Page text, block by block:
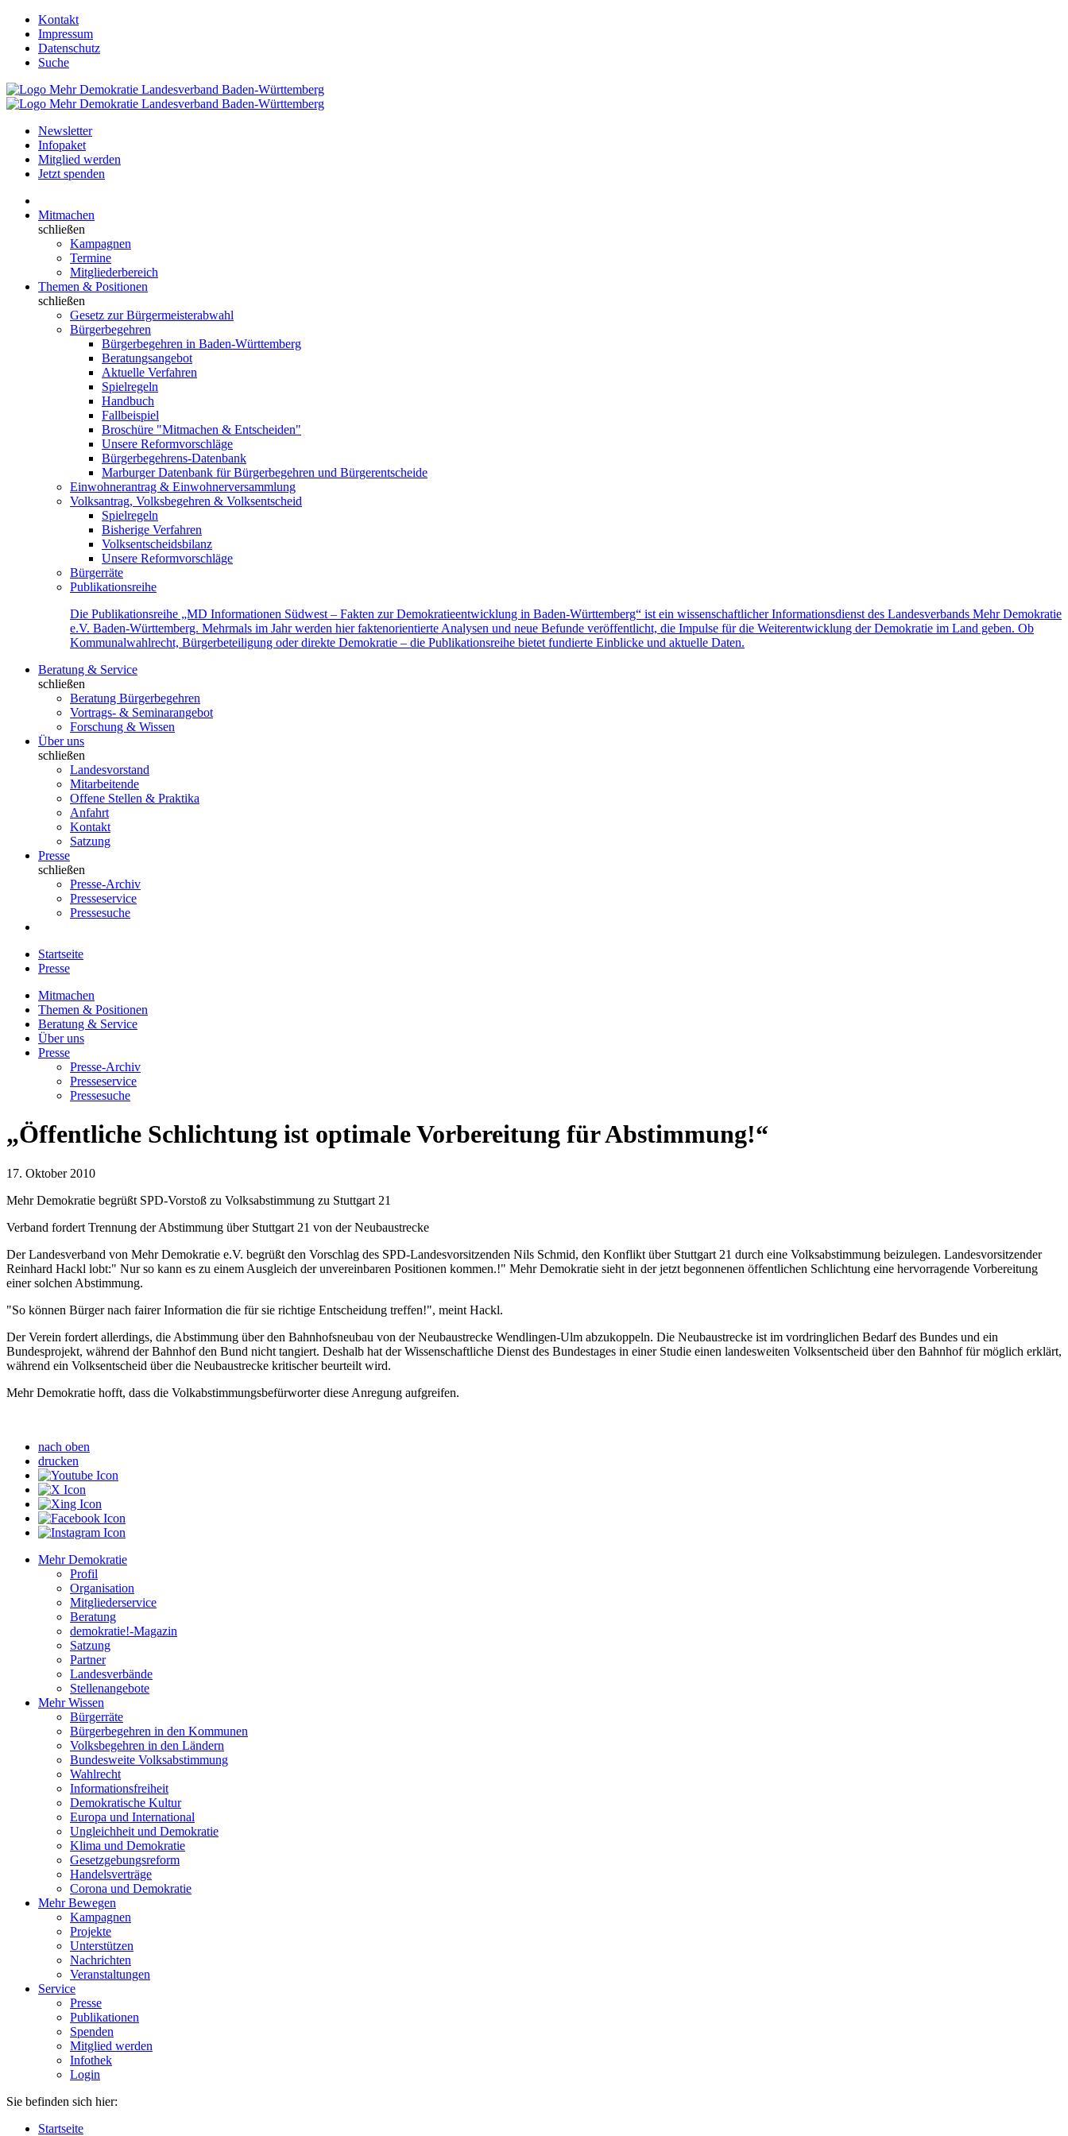
Kontakt
Impressum
Datenschutz
Suche
Newsletter
Infopaket
Mitglied werden
Jetzt spenden
Mitmachen
schließen
Kampagnen
Termine
Mitgliederbereich
Themen & Positionen
schließen
Gesetz zur Bürgermeisterabwahl
Bürgerbegehren
Bürgerbegehren in Baden-Württemberg
Beratungsangebot
Aktuelle Verfahren
Spielregeln
Handbuch
Fallbeispiel
Broschüre "Mitmachen & Entscheiden"
Unsere Reformvorschläge
Bürgerbegehrens-Datenbank
Marburger Datenbank für Bürgerbegehren und Bürgerentscheide
Einwohnerantrag & Einwohnerversammlung
Volksantrag, Volksbegehren & Volksentscheid
Spielregeln
Bisherige Verfahren
Volksentscheidsbilanz
Unsere Reformvorschläge
Bürgerräte
Publikationsreihe
Die Publikationsreihe „MD Informationen Südwest – Fakten zur Demokratieentwicklung in Baden-Württemberg“ ist ein wissenschaftlicher Informationsdienst des Landesverbands Mehr Demokratie
e.V. Baden-Württemberg. Mehrmals im Jahr werden hier faktenorientierte Analysen und neue Befunde veröffentlicht, die Impulse für die Weiterentwicklung der Demokratie im Land geben. Ob
Kommunalwahlrecht, Bürgerbeteiligung oder direkte Demokratie – die Publikationsreihe bietet fundierte Einblicke und aktuelle Daten.
Beratung & Service
schließen
Beratung Bürgerbegehren
Vortrags- & Seminarangebot
Forschung & Wissen
Über uns
schließen
Landesvorstand
Mitarbeitende
Offene Stellen & Praktika
Anfahrt
Kontakt
Satzung
Presse
schließen
Presse-Archiv
Presseservice
Pressesuche
Startseite
Presse
Mitmachen
Themen & Positionen
Beratung & Service
Über uns
Presse
Presse-Archiv
Presseservice
Pressesuche
„Öffentliche Schlichtung ist optimale Vorbereitung für Abstimmung!“
17. Oktober 2010
Mehr Demokratie begrüßt SPD-Vorstoß zu Volksabstimmung zu Stuttgart 21
Verband fordert Trennung der Abstimmung über Stuttgart 21 von der Neubaustrecke
Der Landesverband von Mehr Demokratie e.V. begrüßt den Vorschlag des SPD-Landesvorsitzenden Nils Schmid, den Konflikt über Stuttgart 21 durch eine Volksabstimmung beizulegen. Landesvorsitzender
Reinhard Hackl lobt:" Nur so kann es zu einem Ausgleich der unvereinbaren Positionen kommen.!" Mehr Demokratie sieht in der jetzt begonnenen öffentlichen Schlichtung eine hervorragende Vorbereitung
einer solchen Abstimmung.
"So können Bürger nach fairer Information die für sie richtige Entscheidung treffen!", meint Hackl.
Der Verein fordert allerdings, die Abstimmung über den Bahnhofsneubau von der Neubaustrecke Wendlingen-Ulm abzukoppeln. Die Neubaustrecke ist im vordringlichen Bedarf des Bundes und ein
Bundesprojekt, während der Bahnhof den Bund nicht tangiert. Deshalb hat der Wissenschaftliche Dienst des Bundestages in einer Studie einen landesweiten Volksentscheid über den Bahnhof für möglich erklärt,
während ein Volksentscheid über die Neubaustrecke kritischer beurteilt wird.
Mehr Demokratie hofft, dass die Volkabstimmungsbefürworter diese Anregung aufgreifen.
nach oben
drucken
Mehr Demokratie
Profil
Organisation
Mitgliederservice
Beratung
demokratie!-Magazin
Satzung
Partner
Landesverbände
Stellenangebote
Mehr Wissen
Bürgerräte
Bürgerbegehren in den Kommunen
Volksbegehren in den Ländern
Bundesweite Volksabstimmung
Wahlrecht
Informationsfreiheit
Demokratische Kultur
Europa und International
Ungleichheit und Demokratie
Klima und Demokratie
Gesetzgebungsreform
Handelsverträge
Corona und Demokratie
Mehr Bewegen
Kampagnen
Projekte
Unterstützen
Nachrichten
Veranstaltungen
Service
Presse
Publikationen
Spenden
Mitglied werden
Infothek
Login
Sie befinden sich hier:
Startseite